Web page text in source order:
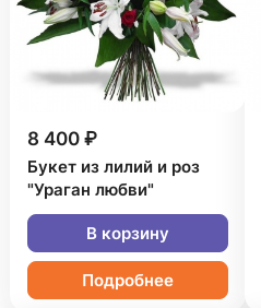
8 400 ₽
Букет из лилий и роз
"Ураган любви"
В корзину
Подробнее